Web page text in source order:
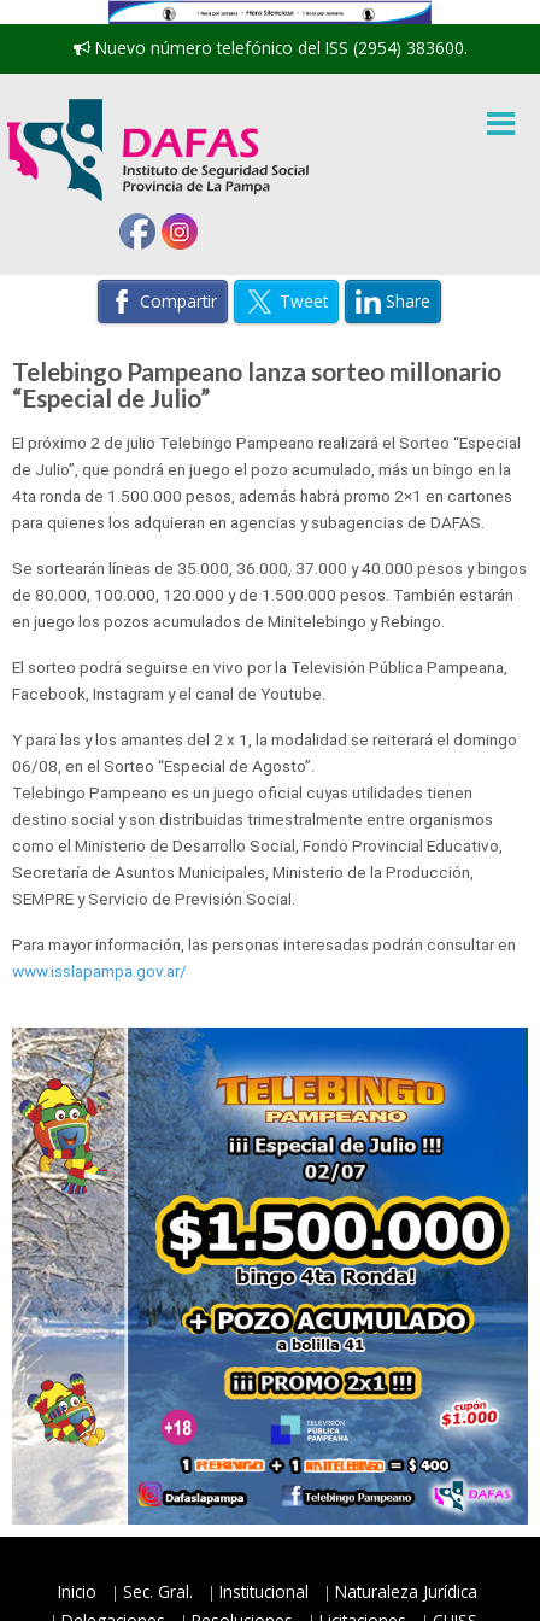
Nuevo número telefónico del ISS (2954) 383600.
Compartir Tweet Share
Telebingo Pampeano lanza sorteo millonario
“Especial de Julio”
El próximo 2 de julio Telebingo Pampeano realizará el Sorteo “Especial
de Julio”, que pondrá en juego el pozo acumulado, más un bingo en la
4ta ronda de 1.500.000 pesos, además habrá promo 2×1 en cartones
para quienes los adquieran en agencias y subagencias de DAFAS.
Se sortearán líneas de 35.000, 36.000, 37.000 y 40.000 pesos y bingos
de 80.000, 100.000, 120.000 y de 1.500.000 pesos. También estarán
en juego los pozos acumulados de Minitelebingo y Rebingo.
El sorteo podrá seguirse en vivo por la Televisión Pública Pampeana,
Facebook, Instagram y el canal de Youtube.
Y para las y los amantes del 2 x 1, la modalidad se reiterará el domingo
06/08, en el Sorteo “Especial de Agosto”.
Telebingo Pampeano es un juego oficial cuyas utilidades tienen
destino social y son distribuidas trimestralmente entre organismos
como el Ministerio de Desarrollo Social, Fondo Provincial Educativo,
Secretaría de Asuntos Municipales, Ministerio de la Producción,
SEMPRE y Servicio de Previsión Social.
Para mayor información, las personas interesadas podrán consultar en
www.isslapampa.gov.ar/
Inicio Sec. Gral. Institucional
Naturaleza Jurídica